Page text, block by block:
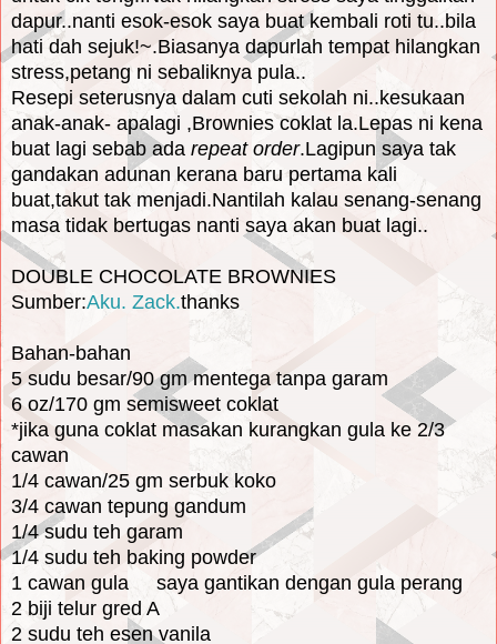
dapur..nanti esok-esok saya buat kembali roti tu..bila
hati dah sejuk!~.Biasanya dapurlah tempat hilangkan
stress,petang ni sebaliknya pula..
Resepi seterusnya dalam cuti sekolah ni..kesukaan
anak-anak- apalagi ,Brownies coklat la.Lepas ni kena
buat lagi sebab ada repeat order.Lagipun saya tak
gandakan adunan kerana baru pertama kali
buat,takut tak menjadi.Nantilah kalau senang-senang
masa tidak bertugas nanti saya akan buat lagi..
DOUBLE CHOCOLATE BROWNIES
Sumber:Aku. Zack.thanks
Bahan-bahan
5 sudu besar/90 gm mentega tanpa garam
6 oz/170 gm semisweet coklat
*jika guna coklat masakan kurangkan gula ke 2/3
cawan
1/4 cawan/25 gm serbuk koko
3/4 cawan tepung gandum
1/4 sudu teh garam
1/4 sudu teh baking powder
1 cawan gula saya gantikan dengan gula perang
2 biji telur gred A
2 sudu teh esen vanila